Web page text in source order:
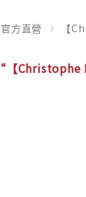
方直營 【
“【Christophe